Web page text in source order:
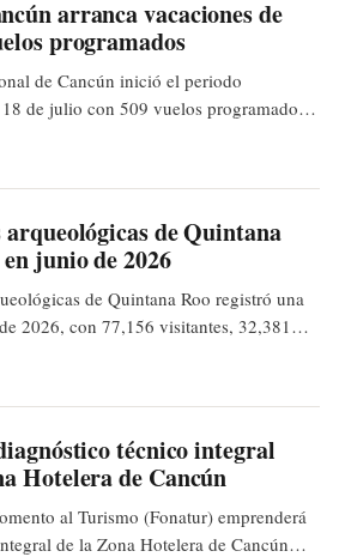
arranca vacaciones de
programados
de Cancún inició el periodo
de julio con 509 vuelos programados,
de Quintana
junio de 2026
de Quintana Roo registró una
2026, con 77,156 visitantes, 32,381
sigue sin despegar, según 24 Horas
técnico integral
Hotelera de Cancún
al Turismo (Fonatur) emprenderá
de la Zona Hotelera de Cancún